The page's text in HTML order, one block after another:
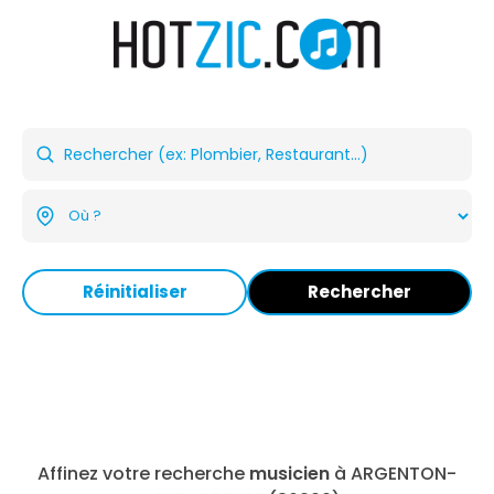
Réinitialiser Rechercher
Affinez votre recherche musicien à ARGENTON-